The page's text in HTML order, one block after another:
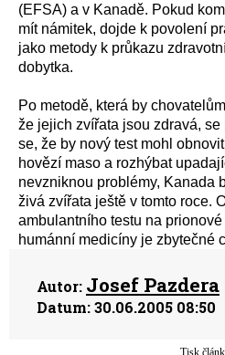
(EFSA) a v Kanadě. Pokud
mít námitek, dojde k povolení
jako metody k průkazu
dobytka.
Po metodě, která by
že jejich zvířata jsou zdravá,
se, že by nový test mohl
hovězí maso a rozhýbat
nevzniknou problémy, Kanada
živá zvířata ještě v tomto roce.
ambulantního testu na
humánní medicíny je zbytečné
Autor: Josef Pazdera
Datum:30.06.2005 08:50
Tisk